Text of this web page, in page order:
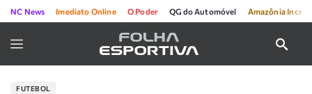
NC News Imediato Online O Poder QG do Automóvel Amazônia
FUTEBOL